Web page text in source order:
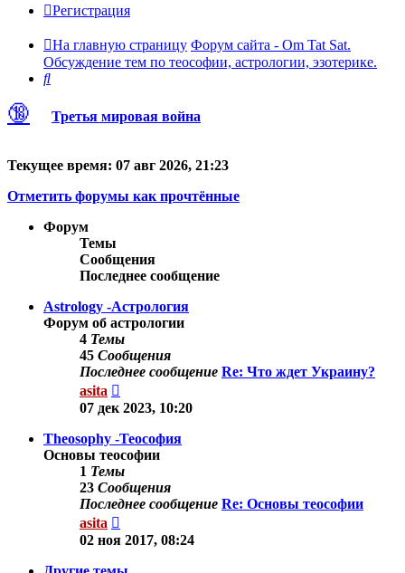
Регистрация
На главную страницу Форум сайта - Om Tat Sat.
Обсуждение тем по теософии, астрологии, эзотерике.
Поиск
🔞 Третья мировая война
Текущее время: 07 авг 2026, 21:23
Отметить форумы как прочтённые
Форум
Темы
Сообщения
Последнее сообщение
Astrology -Астрология
Форум об астрологии
4 Темы
45 Сообщения
Последнее сообщение Re: Что ждет Украину?
asita
к
сообщению
07 дек 2023, 10:20
Theosophy -Теософия
Основы теософии
1 Темы
23 Сообщения
Последнее сообщение Re: Основы теософии
asita
к
сообщению
02 ноя 2017, 08:24